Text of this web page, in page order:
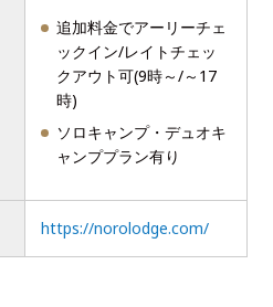
追加料金でアーリーチェ
ックイン/レイトチェッ
クアウト可(9時～/～17
時)
ソロキャンプ・デュオキ
ャンププラン有り
https://norolodge.com/